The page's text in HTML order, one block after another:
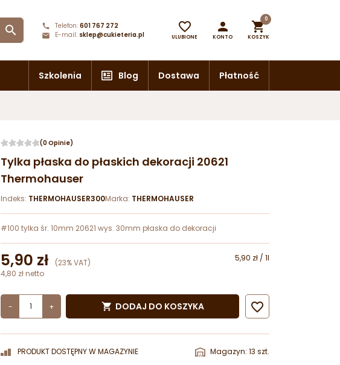
 Telefon: 601 767 272
E-mail: sklep@cukieteria.pl

ULUBIONE

KONTO

0
KOSZYK
Szkolenia Blog Dostawa Płatność
(0 Opinie)
Tylka płaska do płaskich dekoracji 20621
Thermohauser
Indeks: THERMOHAUSER300Marka: THERMOHAUSER
#100 tylka śr. 10mm 20621 wys. 30mm płaska do dekoracji
5,90 zł (23% VAT)
5,90 zł / 1l
4,80 zł netto
- +  DODAJ DO KOSZYKA 
PRODUKT DOSTĘPNY W MAGAZYNIE Magazyn: 13 szt.